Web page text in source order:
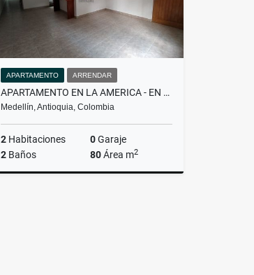
APARTAMENTO ARRENDAR
APARTAMENTO EN LA AMERICA - EN ARRIENDO
Medellín, Antioquia, Colombia
2 Habitaciones 0Garaje
2 Baños 80Área m2